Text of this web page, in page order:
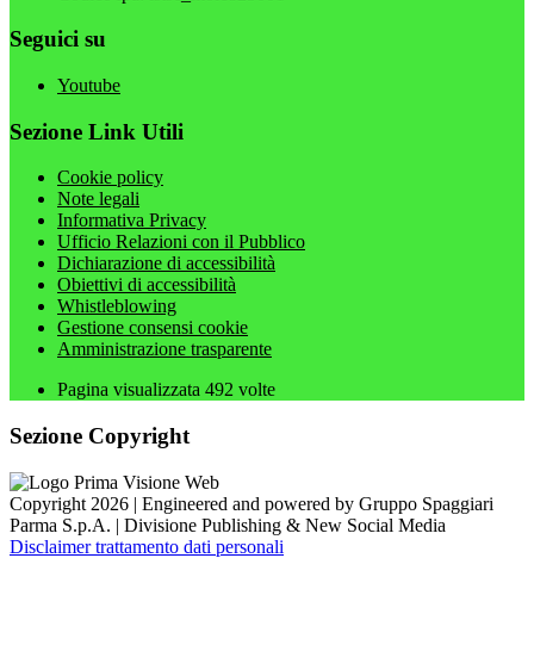
Seguici su
Youtube
Sezione Link Utili
Cookie policy
Note legali
Informativa Privacy
Ufficio Relazioni con il Pubblico
Dichiarazione di accessibilità
Obiettivi di accessibilità
Whistleblowing
Gestione consensi cookie
Amministrazione trasparente
Pagina visualizzata 492 volte
Sezione Copyright
Copyright 2026 | Engineered and powered by Gruppo Spaggiari
Parma S.p.A. | Divisione Publishing & New Social Media
Disclaimer trattamento dati personali